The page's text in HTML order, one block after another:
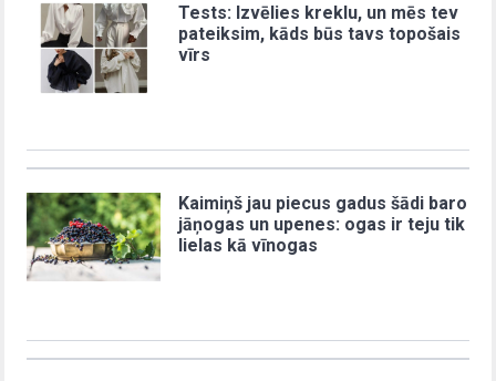
Tests: Izvēlies kreklu, un mēs tev
pateiksim, kāds būs tavs topošais
vīrs
Kaimiņš jau piecus gadus šādi baro
jāņogas un upenes: ogas ir teju tik
lielas kā vīnogas